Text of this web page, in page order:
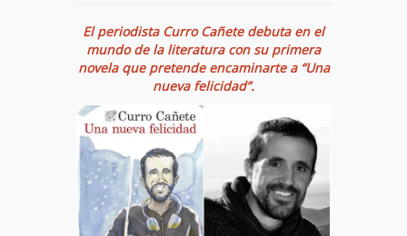
El periodista Curro Cañete debuta en el
mundo de la literatura con su primera
novela que pretende encaminarte a “Una
nueva felicidad”.